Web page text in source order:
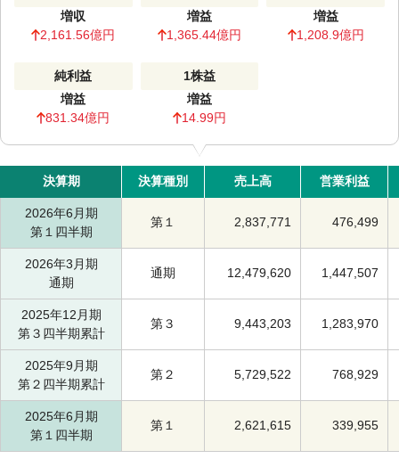
増収
2,161.56億円
増益
1,365.44億円
増益
1,208.9億円
純利益
増益
831.34億円
1株益
増益
14.99円
決算期 決算種別 売上高 営業利益
2026年6月期
第１四半期
第１ 2,837,771 476,499
2026年3月期
通期
通期 12,479,620 1,447,507
2025年12月期
第３四半期累計
第３ 9,443,203 1,283,970
2025年9月期
第２四半期累計
第２ 5,729,522 768,929
2025年6月期
第１四半期
第１ 2,621,615 339,955